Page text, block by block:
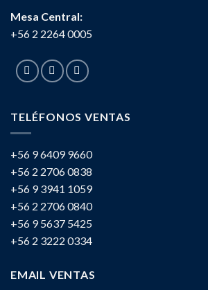
Mesa Central:
+56 2 2264 0005
TELÉFONOS VENTAS
+56 9 6409 9660
+56 2 2706 0838
+56 9 3941 1059
+56 2 2706 0840
+56 9 5637 5425
+56 2 3222 0334
EMAIL VENTAS